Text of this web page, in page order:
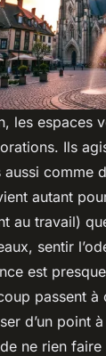
les espaces
Ils
aussi comme
autant
au travail)
sentir
est
passent
d’un point
ne rien